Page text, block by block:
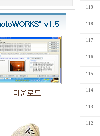
119
118
117
116
115
114
113
112